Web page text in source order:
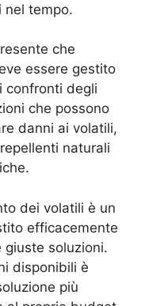
nel tempo.
che
essere gestito
confronti degli
che possono
danni ai volatili,
naturali
dei volatili è un
efficacemente
giuste soluzioni.
disponibili è
più